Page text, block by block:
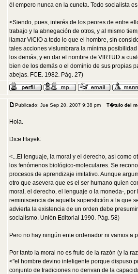
él empero nunca en la cuneta. Todo socialista
<Siendo, pues, interés de los peores de entre
trabajo y la abnegación de otros, y al mismo
llamar VICIO a todo lo que el hombre, sin
tales acciones vislumbrara la mínima
los demás; y en dar el nombre de VIRTUD a
bien de los demás o el dominio de sus propias
abejas. FCE. 1982. Pág. 27)
Publicado: Jue Sep 20, 2007 9:38 pm T�tulo del
Hola.
Dice Hayek:
<...El lenguaje, la moral y el derecho, así como
los fenómenos biológico-moleculares. Se
procesos de aprendizaje imitativo. Aunque
otro que asevera que es el ser humano quien
moral, el derecho, el lenguaje o la moneda-,
reminiscencia de aquella superstición a la que
advierta la existencia de un orden debe
socialismo. Unión Editorial 1990. Pág. 58)
Pero no hay ningún ente ordenador ni vamos a
Por tanto la moral no es fruto de la razón (y la
<"el hombre devino inteligente porque dispuso
conjunto de tradiciones no derivan de la